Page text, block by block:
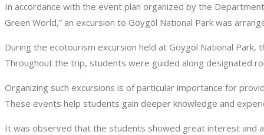
In accordance with the event plan organized by the
Green World,” an excursion to Göygöl National Park was
During the ecotourism excursion held at Göygöl National
Throughout the trip, students were guided along designated
Organizing such excursions is of particular importance for
These events help students gain deeper knowledge and
It was observed that the students showed great interest and